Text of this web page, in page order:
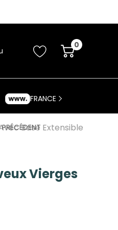
0
FRANCE
Base Extensible
PRÉCÉDENT
Vierges